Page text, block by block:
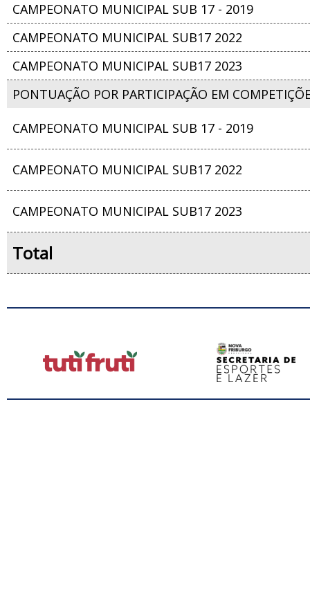
CAMPEONATO MUNICIPAL SUB 17 - 2019
CAMPEONATO MUNICIPAL SUB17 2022
CAMPEONATO MUNICIPAL SUB17 2023
PONTUAÇÃO POR PARTICIPAÇÃO EM
CAMPEONATO MUNICIPAL SUB 17 - 2019
CAMPEONATO MUNICIPAL SUB17 2022
CAMPEONATO MUNICIPAL SUB17 2023
Total